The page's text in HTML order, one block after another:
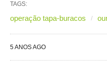
TAGS:
operação tapa-buracos
5 ANOS AGO